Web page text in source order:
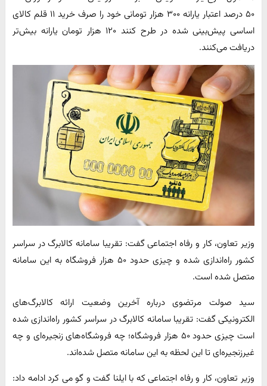
۵۰ درصد اعتبار یارانه ۳۰۰ هزار تومانی خود را صرف خرید ۱۱ قلم کالای
اساسی پیش‌بینی شده در طرح کنند ۱۲۰ هزار تومان یارانه بیش‌تر
دریافت می‌کنند.
وزیر تعاون، کار و رفاه اجتماعی گفت: تقریبا سامانه کالابرگ در سراسر
کشور راه‌اندازی شده و چیزی حدود ۵۰ هزار فروشگاه به این سامانه
متصل شده است.
سید صولت مرتضوی درباره آخرین وضعیت ارائه کالابرگ‌های
الکترونیکی گفت: تقریبا سامانه کالابرگ در سراسر کشور راه‌اندازی شده
است چیزی حدود ۵۰ هزار فروشگاه؛ چه فروشگاه‌های زنجیره‌ای و چه
غیرزنجیره‌ای تا این لحظه به این سامانه متصل شده‌اند.
وزیر تعاون، کار و رفاه اجتماعی که با ایلنا گفت و گو می کرد ادامه داد: